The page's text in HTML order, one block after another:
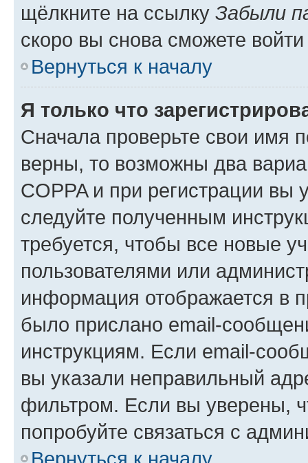
щёлкните на ссылку Забыли
скоро вы снова сможете
Вернуться к началу
Я только что
Сначала проверьте свои имя
верны, то возможны два
COPPA и при регистрации вы
следуйте полученным
требуется, чтобы все новые
пользователями или
информация отображается в
было прислано email-
инструкциям. Если email-
вы указали неправильный
фильтром. Если вы уверены,
попробуйте связаться с
Вернуться к началу